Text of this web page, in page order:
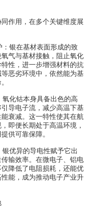
作用，在多个关键维度展
银在基材表面形成的致
气与基材接触，阻止氧化
性，进一步增强材料的抗
恶劣环境中，依然能为基
化钴本身具备出色的高
导电子流，减少高温下基
衰减。这一特性使其在航
即便长期处于高温环境，
供可靠保障。
优异的导电性赋予它出
输效率。在微电子、铝电
降低了电阻损耗，还能优
能，成为推动电子产业升